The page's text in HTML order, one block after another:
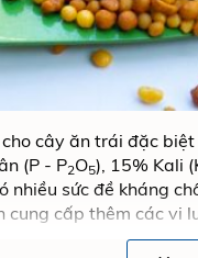
cây ăn trái đặc
(P - P2O5), 15% Kali
nhiều sức đề kháng
cung cấp thêm các vi